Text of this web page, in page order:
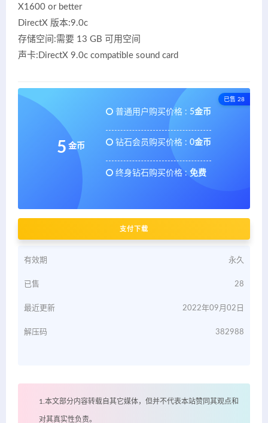
X1600 or better
DirectX 版本:9.0c
存储空间:需要 13 GB 可用空间
声卡:DirectX 9.0c compatible sound card
已售 28
5 金币
普通用户购买价格 : 5金币
钻石会员购买价格 : 0金币
终身钻石购买价格 : 免费
支付下载
有效期 永久
已售 28
最近更新 2022年09月02日
解压码 382988
1.本文部分内容转载自其它媒体，但并不代表本站赞同其观点和
对其真实性负责。